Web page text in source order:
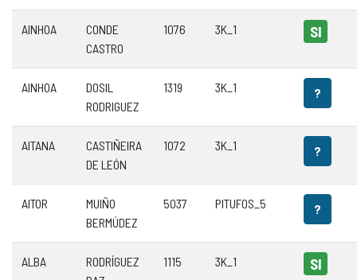
AINHOA
CONDE
CASTRO
1076 3K_1 SI
AINHOA
DOSIL
RODRIGUEZ
1319 3K_1 ?
AITANA
CASTIÑEIRA
DE LEÓN
1072 3K_1 ?
AITOR
MUIÑO
BERMÚDEZ
5037 PITUFOS_5 ?
ALBA
RODRÍGUEZ
1115 3K_1 SI